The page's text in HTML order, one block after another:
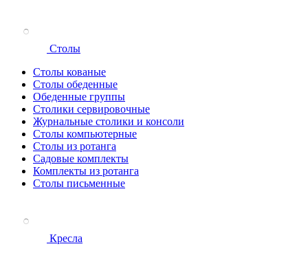
Столы
Столы кованые
Столы обеденные
Обеденные группы
Столики сервировочные
Журнальные столики и консоли
Столы компьютерные
Столы из ротанга
Садовые комплекты
Комплекты из ротанга
Столы письменные
Кресла